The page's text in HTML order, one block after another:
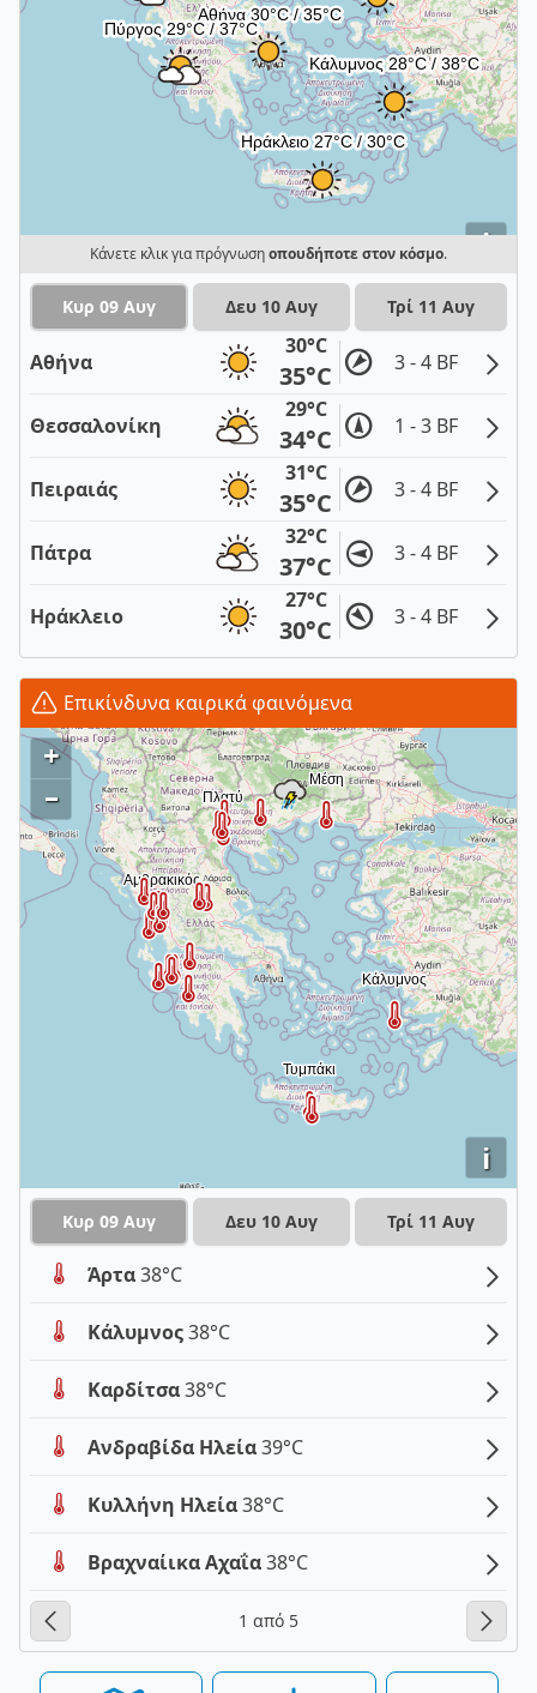
i
Κάνετε κλικ για πρόγνωσηοπουδήποτε στον κόσμο.
Κυρ 09 Αυγ Δευ 10 Αυγ Τρί 11 Αυγ
Αθήνα
30°C
35°C 3 - 4 BF
Θεσσαλονίκη
29°C
34°C 1 - 3 BF
Πειραιάς
31°C
35°C 3 - 4 BF
Πάτρα
32°C
37°C 3 - 4 BF
Ηράκλειο
27°C
30°C 3 - 4 BF
Επικίνδυνα καιρικά φαινόμενα
i
+
–
Κυρ 09 Αυγ Δευ 10 Αυγ Τρί 11 Αυγ
Άρτα38°C
Κάλυμνος38°C
Καρδίτσα38°C
Ανδραβίδα Ηλεία39°C
Κυλλήνη Ηλεία38°C
Βραχναίικα Αχαΐα38°C
1 από 5